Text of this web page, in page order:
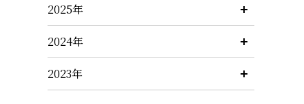
2025年
2024年
2023年